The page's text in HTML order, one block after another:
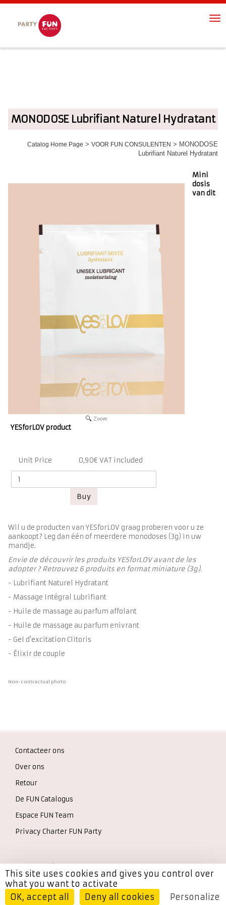
MONODOSE Lubrifiant Naturel Hydratant
Catalog Home Page > VOOR FUN CONSULENTEN > MONODOSE
Lubrifiant Naturel Hydratant
Mini
dosis
van dit
YESforLOV product
Unit Price 0,90€ VAT included
Wil u de producten van YESforLOV graag proberen voor u ze
aankoopt? Leg dan één of meerdere monodoses (3g) in uw
mandje.
Envie de découvrir les produits YESforLOV avant de les
adopter ? Retrouvez 6 produits en format miniature (3g).
- Lubrifiant Naturel Hydratant
- Massage Intégral Lubrifiant
- Huile de massage au parfum affolant
- Huile de massage au parfum enivrant
- Gel d'excitation Clitoris
- Élixir de couple
Non-contractual photo
Contacteer ons
Over ons
Retour
De FUN Catalogus
Espace FUN Team
Privacy Charter FUN Party
© 2026 - version 4.44
Accessibility: partially compliant
Cookies management panel
This site uses cookies and gives you control over
what you want to activate
OK, accept all
Deny all cookies Personalize